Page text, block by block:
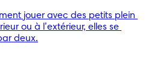
jouer avec des petits plein
ou à l’extérieur, elles se
deux.